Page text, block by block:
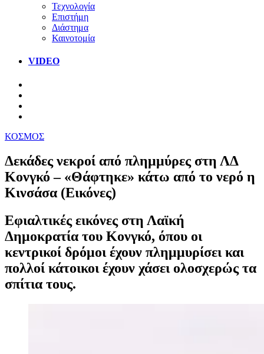
Τεχνολογία
Επιστήμη
Διάστημα
Καινοτομία
VIDEO
ΚΟΣΜΟΣ
Δεκάδες νεκροί από πλημμύρες στη ΛΔ
Κονγκό – «Θάφτηκε» κάτω από το νερό η
Κινσάσα (Εικόνες)
Εφιαλτικές εικόνες στη Λαϊκή
Δημοκρατία του Κονγκό, όπου οι
κεντρικοί δρόμοι έχουν πλημμυρίσει και
πολλοί κάτοικοι έχουν χάσει ολοσχερώς τα
σπίτια τους.